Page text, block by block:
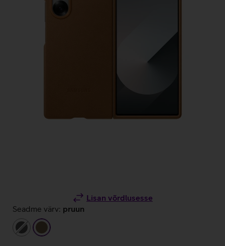
Lisan võrdlusesse
Seadme värv: pruun
tumehallpruun